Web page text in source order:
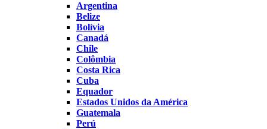
Argentina
Belize
Bolívia
Canadá
Chile
Colômbia
Costa Rica
Cuba
Equador
Estados Unidos da América
Guatemala
Perú